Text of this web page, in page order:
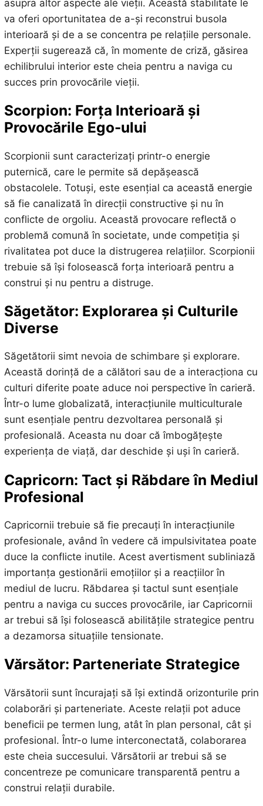
asupra altor aspecte ale vieții. Această stabilitate le
va oferi oportunitatea de a-și reconstrui busola
interioară și de a se concentra pe relațiile personale.
Experții sugerează că, în momente de criză, găsirea
echilibrului interior este cheia pentru a naviga cu
succes prin provocările vieții.
Scorpion: Forța Interioară și
Provocările Ego-ului
Scorpionii sunt caracterizați printr-o energie
puternică, care le permite să depășească
obstacolele. Totuși, este esențial ca această energie
să fie canalizată în direcții constructive și nu în
conflicte de orgoliu. Această provocare reflectă o
problemă comună în societate, unde competiția și
rivalitatea pot duce la distrugerea relațiilor. Scorpionii
trebuie să își folosească forța interioară pentru a
construi și nu pentru a distruge.
Săgetător: Explorarea și Culturile
Diverse
Săgetătorii simt nevoia de schimbare și explorare.
Această dorință de a călători sau de a interacționa cu
culturi diferite poate aduce noi perspective în carieră.
Într-o lume globalizată, interacțiunile multiculturale
sunt esențiale pentru dezvoltarea personală și
profesională. Aceasta nu doar că îmbogățește
experiența de viață, dar deschide și uși în carieră.
Capricorn: Tact și Răbdare în Mediul
Profesional
Capricornii trebuie să fie precauți în interacțiunile
profesionale, având în vedere că impulsivitatea poate
duce la conflicte inutile. Acest avertisment subliniază
importanța gestionării emoțiilor și a reacțiilor în
mediul de lucru. Răbdarea și tactul sunt esențiale
pentru a naviga cu succes provocările, iar Capricornii
ar trebui să își folosească abilitățile strategice pentru
a dezamorsa situațiile tensionate.
Vărsător: Parteneriate Strategice
Vărsătorii sunt încurajați să își extindă orizonturile prin
colaborări și parteneriate. Aceste relații pot aduce
beneficii pe termen lung, atât în plan personal, cât și
profesional. Într-o lume interconectată, colaborarea
este cheia succesului. Vărsătorii ar trebui să se
concentreze pe comunicare transparentă pentru a
construi relații durabile.